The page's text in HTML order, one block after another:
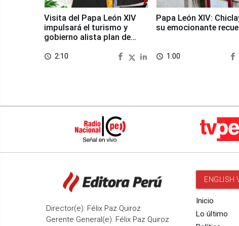
Visita del Papa León XIV
impulsará el turismo y
gobierno alista plan de
access_time 2:10
Papa León XIV:
su emocionante
access_time 1:00
Director(e): Félix Paz Quiroz
Gerente General(e): Félix Paz Quiroz
ENGLISH
Inicio
Lo último